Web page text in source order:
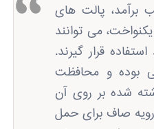
برآمد، پالت های
می توانند
قرار گیرند.
بوده و محافظت
شده بر روی آن
صاف برای حمل